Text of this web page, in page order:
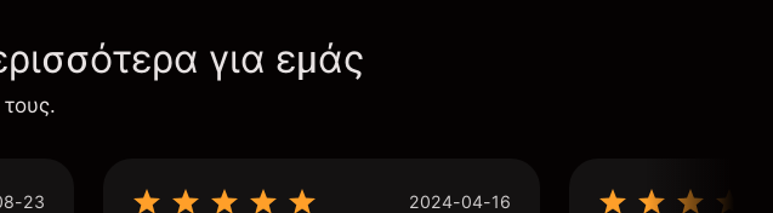
για εμάς
23 2024-04-16